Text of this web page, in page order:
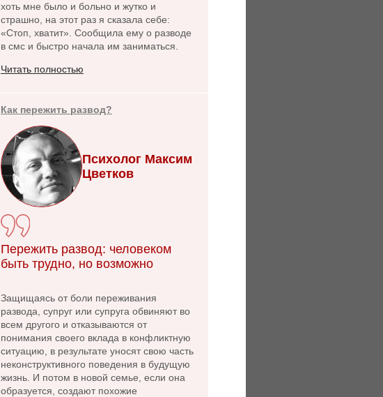
хоть мне было и больно и жутко и
страшно, на этот раз я сказала себе:
«Стоп, хватит». Сообщила ему о разводе
в смс и быстро начала им заниматься.
Читать полностью
Как пережить развод?
Психолог Максим
Цветков
Пережить развод: человеком
быть трудно, но возможно
Защищаясь от боли переживания
развода, супруг или супруга обвиняют во
всем другого и отказываются от
понимания своего вклада в конфликтную
ситуацию, в результате уносят свою часть
неконструктивного поведения в будущую
жизнь. И потом в новой семье, если она
образуется, создают похожие